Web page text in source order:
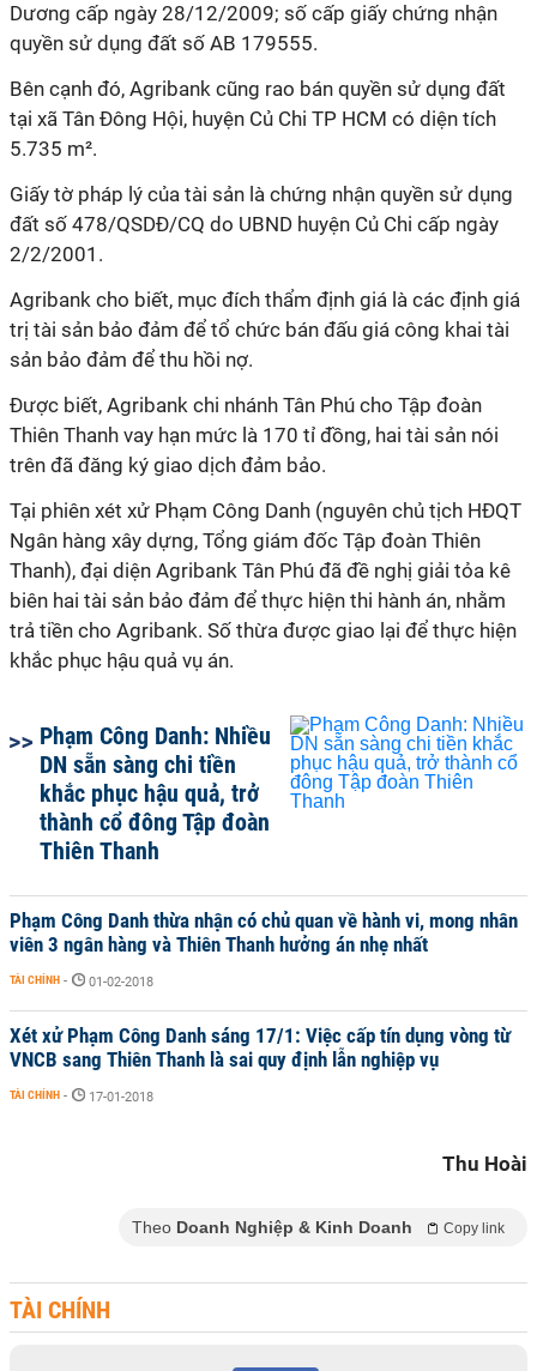
Dương cấp ngày 28/12/2009; số cấp giấy chứng nhận
quyền sử dụng đất số AB 179555.
Bên cạnh đó, Agribank cũng rao bán quyền sử dụng đất
tại xã Tân Đông Hội, huyện Củ Chi TP HCM có diện tích
5.735 m².
Giấy tờ pháp lý của tài sản là chứng nhận quyền sử dụng
đất số 478/QSDĐ/CQ do UBND huyện Củ Chi cấp ngày
2/2/2001.
Agribank cho biết, mục đích thẩm định giá là các định giá
trị tài sản bảo đảm để tổ chức bán đấu giá công khai tài
sản bảo đảm để thu hồi nợ.
Được biết, Agribank chi nhánh Tân Phú cho Tập đoàn
Thiên Thanh vay hạn mức là 170 tỉ đồng, hai tài sản nói
trên đã đăng ký giao dịch đảm bảo.
Tại phiên xét xử Phạm Công Danh (nguyên chủ tịch HĐQT
Ngân hàng xây dựng, Tổng giám đốc Tập đoàn Thiên
Thanh), đại diện Agribank Tân Phú đã đề nghị giải tỏa kê
biên hai tài sản bảo đảm để thực hiện thi hành án, nhằm
trả tiền cho Agribank. Số thừa được giao lại để thực hiện
khắc phục hậu quả vụ án.
Phạm Công Danh: Nhiều
DN sẵn sàng chi tiền
khắc phục hậu quả, trở
thành cổ đông Tập đoàn
Thiên Thanh
Phạm Công Danh thừa nhận có chủ quan về hành vi, mong nhân
viên 3 ngân hàng và Thiên Thanh hưởng án nhẹ nhất
TÀI CHÍNH - 01-02-2018
Xét xử Phạm Công Danh sáng 17/1: Việc cấp tín dụng vòng từ
VNCB sang Thiên Thanh là sai quy định lẫn nghiệp vụ
TÀI CHÍNH - 17-01-2018
Thu Hoài
Theo Doanh Nghiệp & Kinh Doanh Copy link
TÀI CHÍNH